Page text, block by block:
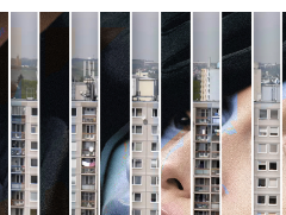
Pro děti
edu
Vše o ČT